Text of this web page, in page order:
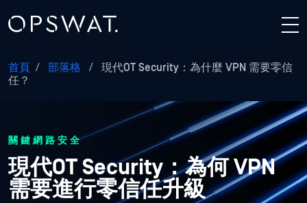
首頁 / 部落格 /
現代OT Security：為什麼 VPN 需要零信
任？
關鍵網路安全
現代OT Security：為何 VPN
需要進行零信任升級